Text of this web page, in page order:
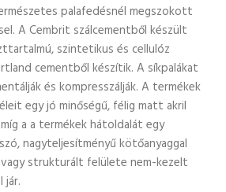
palafedésnél megszokott
A Cembrit szálcementből készült
szintetikus és cellulóz
cementből készítik. A síkpalákat
és kompresszálják. A termékek
egy jó minőségű, félig matt akril
a a termékek hátoldalát egy
nagyteljesítményű kötőanyaggal
vagy strukturált felülete nem-kezelt
jár.